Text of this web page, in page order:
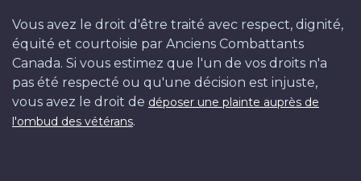
Vous avez le droit d'être traité avec respect, dignité,
équité et courtoisie par Anciens Combattants
Canada. Si vous estimez que l'un de vos droits n'a
pas été respecté ou qu'une décision est injuste,
vous avez le droit de déposer une plainte auprès de
l'ombud des vétérans.